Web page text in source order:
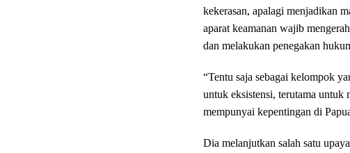
kekerasan, apalagi menjadikan
aparat keamanan wajib
dan melakukan penegakan
“Tentu saja sebagai kelompok
untuk eksistensi, terutama
mempunyai kepentingan di
Dia melanjutkan salah satu